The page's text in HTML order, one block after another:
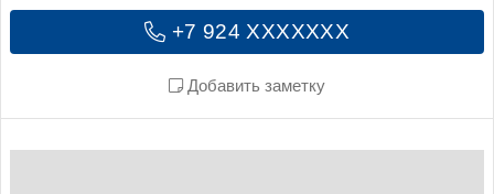
+7 924 XXXXXXX
Добавить заметку